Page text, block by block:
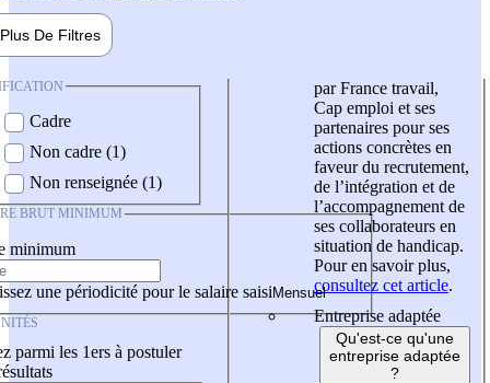
Plus De Filtres
Cadre
Non cadre (1)
Non renseignée (1)
BRUT MINIMUM
minimum
une périodicité pour le salaire saisi
parmi les 1ers à postuler
par France travail,
Cap emploi et ses
partenaires pour ses
actions concrètes en
faveur du recrutement,
de l’intégration et de
l’accompagnement de
ses collaborateurs en
situation de handicap.
Pour en savoir plus,
consultez cet article.
Entreprise adaptée
Qu'est-ce qu'une
entreprise adaptée
?